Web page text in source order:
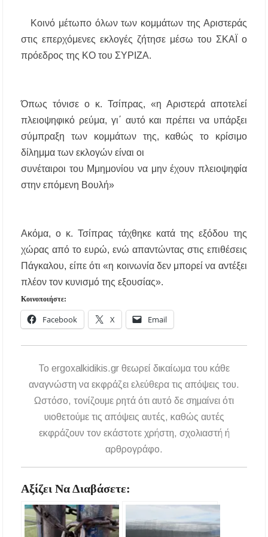
Χαλκιδική: Νεκρός 68χρονος λουόμενος στην
Εγκρίθηκε η λειτουργία τμήματος της Σ.Α.Ε.Κ.
Μουδανιών στον Πολύγυρο– Δικαίωση της
διεκδίκησης του Δήμου Πολυγύρου
Η ΕΥΑΘ επεκτείνεται στη Χαλκιδική – Τι
αλλάζει με τον νέο νόμο για ύδρευση και
αποχέτευση
παραλία Σίβηρης
Διακοπές ρεύματος σε περιοχές της Χαλκιδικής
– Πότε και πού θα σημειωθούν
Νέες χρηματοδοτήσεις από το Πράσινο Ταμείο
για δήμους της Κεντρικής Μακεδονίας
πανήγυρη του Παρεκκλησίου Μεταμορφώσεως
Έρευνα απαντάει: Πόσο χρόνο κερδίζουμε
υπερβαίνοντας το όριο ταχύτητας;
χαμηλή βλάστηση στην περιοχή του Πόρτο
ΗΜΩΝ ΙΗΣΟΥ ΧΡΙΣΤΟΥ ΣΤΟ
ΠΛΑΤΑΝΟΧΩΡΙ ΚΑΙ ΣΤΗ ΣΑΡΑΚΗΝΑ
Υπογράφηκε η σύμβαση για την ενεργειακή
αναβάθμιση του Μουσικού Γυμνασίου Νέας
Κοινό μέτωπο όλων των κομμάτων της Αριστεράς
στις επερχόμενες εκλογές ζήτησε μέσω του ΣΚΑΪ ο
πρόεδρος της ΚΟ του ΣΥΡΙΖΑ.
Όπως τόνισε ο κ. Τσίπρας, «η Αριστερά αποτελεί
πλειοψηφικό ρεύμα, γι΄ αυτό και πρέπει να υπάρξει
σύμπραξη των κομμάτων της, καθώς το κρίσιμο
δίλημμα των εκλογών είναι οι
συνέταιροι του Μμημονίου να μην έχουν πλειοψηφία
στην επόμενη Βουλή»
Ακόμα, ο κ. Τσίπρας τάχθηκε κατά της εξόδου της
χώρας από το ευρώ, ενώ απαντώντας στις επιθέσεις
Πάγκαλου, είπε ότι «η κοινωνία δεν μπορεί να αντέξει
πλέον τον κυνισμό της εξουσίας».
Κοινοποιήστε:
Facebook X Email
To ergoxalkidikis.gr θεωρεί δικαίωμα του κάθε
αναγνώστη να εκφράζει ελεύθερα τις απόψεις του.
Ωστόσο, τονίζουμε ρητά ότι αυτό δε σημαίνει ότι
υιοθετούμε τις απόψεις αυτές, καθώς αυτές
εκφράζουν τον εκάστοτε χρήστη, σχολιαστή ή
αρθρογράφο.
Αξίζει Να Διαβάσετε: